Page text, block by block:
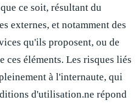
ce soit, résultant du
externes, et notamment des
qu'ils proposent, ou de
ces éléments. Les risques liés
à l'internaute, qui
d'utilisation.ne répond